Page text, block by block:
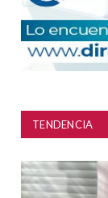
TENDENCIA